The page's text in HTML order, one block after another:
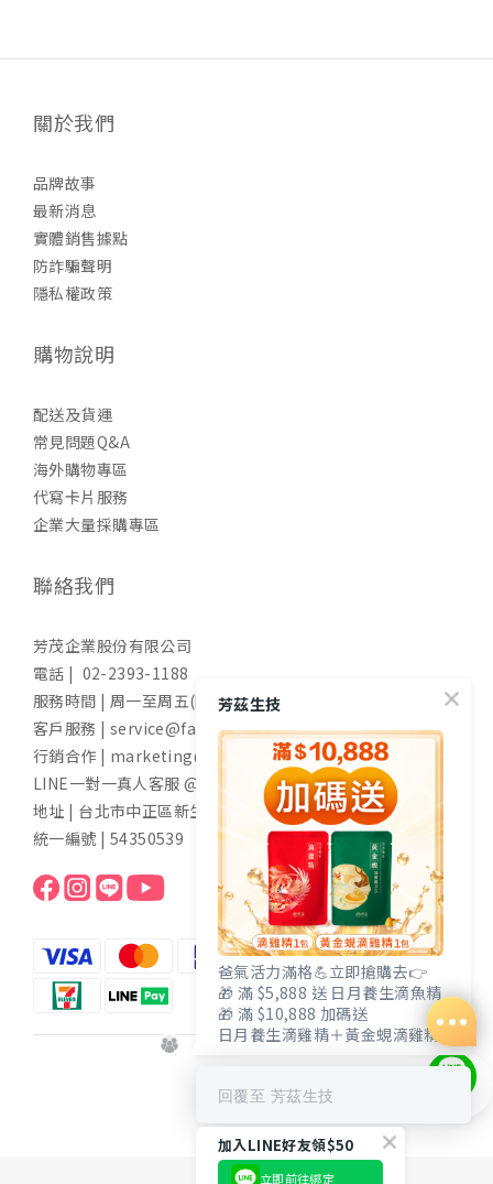
關於我們
品牌故事
最新消息
實體銷售據點
防詐騙聲明
隱私權政策
購物說明
配送及貨運
常見問題Q&A
海外購物專區
代寫卡片服務
企業大量採購專區
聯絡我們
芳茂企業股份有限公司
電話 | 02-2393-1188
服務時間 | 周一至周五(國定假日除外) 9:00-17:30
客戶服務 | service@fangzih.com
行銷合作 | marketing@fangzih.com
LINE一對一真人客服 @funs
地址 | 台北市中正區新生南路一段50號11樓
統一編號 | 54350539
芳茲生技
爸氣活力滿格💪立即搶購去👉
🎁 滿 $5,888 送 日月養生滴魚精
🎁 滿 $10,888 加碼送
日月養生滴雞精＋黃金蜆滴雞精
回覆至 芳茲生技
加入LINE好友領$50
立即前往綁定